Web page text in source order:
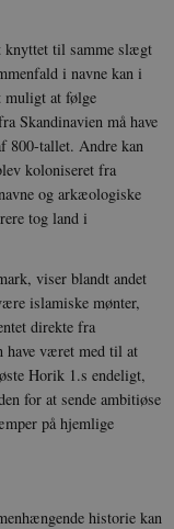
knyttet til samme slægt
i navne kan i
muligt at følge
Skandinavien må have
800-tallet. Andre kan
koloniseret fra
og arkæologiske
tog land i
viser blandt andet
islamiske mønter,
direkte fra
have været med til at
Horik 1.s endeligt,
for at sende ambitiøse
på hjemlige
historie kan